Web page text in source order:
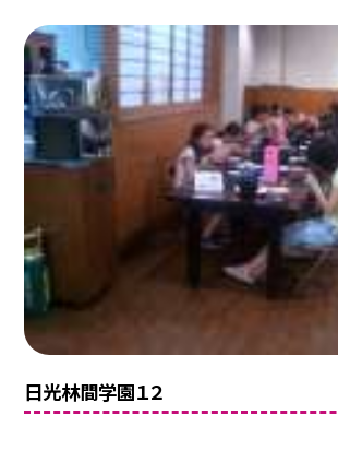
日光林間学園１２